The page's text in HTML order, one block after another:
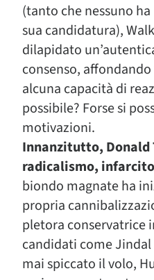
(tanto che nessuno
sua candidatura),
dilapidato
consenso,
alcuna capacità di
possibile? Forse si
motivazioni.
Innanzitutto, Donald
radicalismo,
biondo magnate ha
propria
pletora conservatrice
candidati come
mai spiccato il volo,